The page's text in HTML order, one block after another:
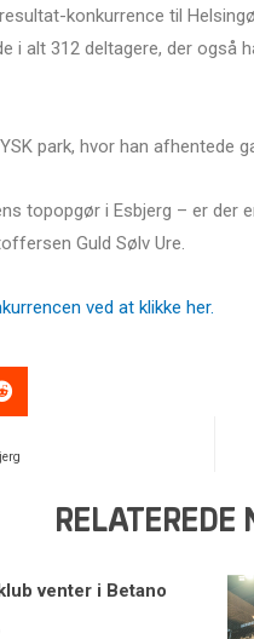
konkurrence til
i alt 312 deltagere, der
park, hvor han afhentede
topopgør i Esbjerg – er der
Guld Sølv Ure.
ved at klikke her.
RELATEREDE
venter i Betano